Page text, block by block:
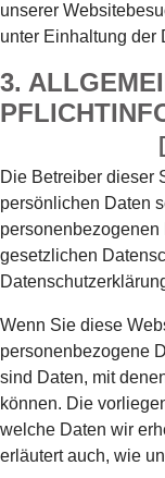
unserer
unter Einhaltung der
3.
Die Betreiber dieser
persönlichen Daten
gesetzlichen
Wenn Sie diese
personenbezogene
sind Daten, mit
können. Die
welche Daten wir
erläutert auch, wie